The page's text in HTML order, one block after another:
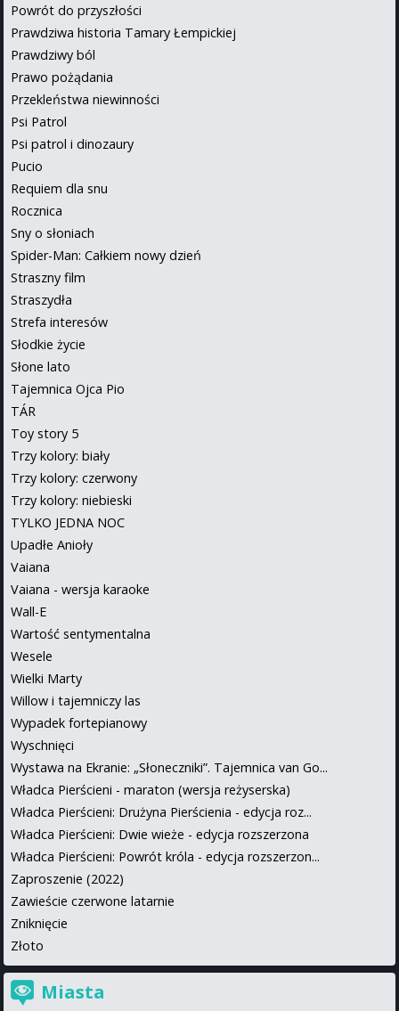
Powrót do przyszłości
Prawdziwa historia Tamary Łempickiej
Prawdziwy ból
Prawo pożądania
Przekleństwa niewinności
Psi Patrol
Psi patrol i dinozaury
Pucio
Requiem dla snu
Rocznica
Sny o słoniach
Spider-Man: Całkiem nowy dzień
Straszny film
Straszydła
Strefa interesów
Słodkie życie
Słone lato
Tajemnica Ojca Pio
TÁR
Toy story 5
Trzy kolory: biały
Trzy kolory: czerwony
Trzy kolory: niebieski
TYLKO JEDNA NOC
Upadłe Anioły
Vaiana
Vaiana - wersja karaoke
Wall-E
Wartość sentymentalna
Wesele
Wielki Marty
Willow i tajemniczy las
Wypadek fortepianowy
Wyschnięci
Wystawa na Ekranie: „Słoneczniki”. Tajemnica van Go...
Władca Pierścieni - maraton (wersja reżyserska)
Władca Pierścieni: Drużyna Pierścienia - edycja roz...
Władca Pierścieni: Dwie wieże - edycja rozszerzona
Władca Pierścieni: Powrót króla - edycja rozszerzon...
Zaproszenie (2022)
Zawieście czerwone latarnie
Zniknięcie
Złoto
Miasta